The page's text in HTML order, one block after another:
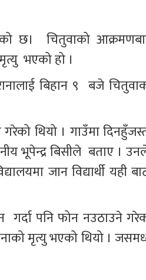
छ।  चितुवाको
भएको हो ।
बिहान ९  बजे
थियो । गाउँमा
भूपेन्द्र बिसीले  बताए ।
जान विद्यार्थी यही
गर्दा पनि फोन नउठाउने
मृत्यु भएको थियो ।